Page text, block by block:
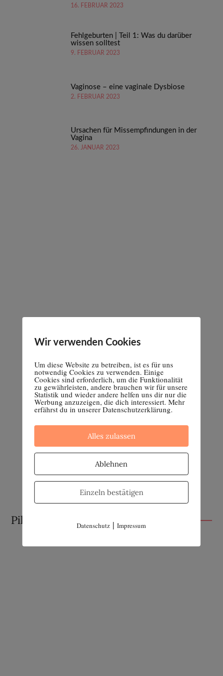
16. FEBRUAR 2023
Fehlgeburten | Teil 1: Was du darüber
wissen solltest
9. FEBRUAR 2023
Vaginose – eine vaginale Dysbiose
2. FEBRUAR 2023
Ursachen für Missempfindungen in der
Vagina
26. JANUAR 2023
Pille absetzen
Wir verwenden Cookies
Um diese Website zu betreiben, ist es für uns
notwendig Cookies zu verwenden. Einige
Cookies sind erforderlich, um die Funktionalität
zu gewährleisten, andere brauchen wir für unsere
Statistik und wieder andere helfen uns dir nur die
Werbung anzuzeigen, die dich interessiert. Mehr
erfährst du in unserer Datenschutzerklärung.
Alles zulassen
Ablehnen
Einzeln bestätigen
Datenschutz |Impressum